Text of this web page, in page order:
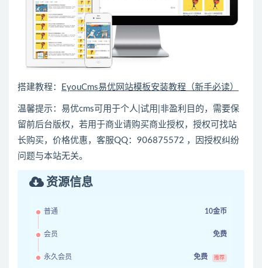
搭建教程： EyouCms易优网站模板安装教程（新手必读）
温馨提示：易优cms可用于个人|试用|非盈利目的，需要保
留前后台版权，若用于商业请购买商业授权，授权可找站
长购买，价格优惠，客服QQ：906875572 ，因授权纠纷
问题与本站无关。
资源信息
普通 10金币
会员 免费
永久会员 免费 推荐